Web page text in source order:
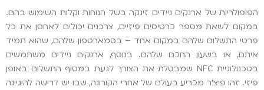
הפופולריות של ארנקים ניידים זינקה בשל הנוחות וקלות השימוש בהם.
במקום לשאת מספר כרטיסים פיזיים, צרכנים יכולים לאחסן את כל
פרטי התשלום שלהם במקום אחד – בסמארטפון שלהם, שהוא תמיד
איתם, או בשעון החכם שלהם. בנוסף, ארנקים ניידים משתמשים
בטכנולוגיית NFC שמבטלת את הצורך לגעת במסוף התשלום באופן
פיזי. זהו פיצ'ר מכריע בעולם של אחרי הקורונה, שבו יש דרישה להיגיינה